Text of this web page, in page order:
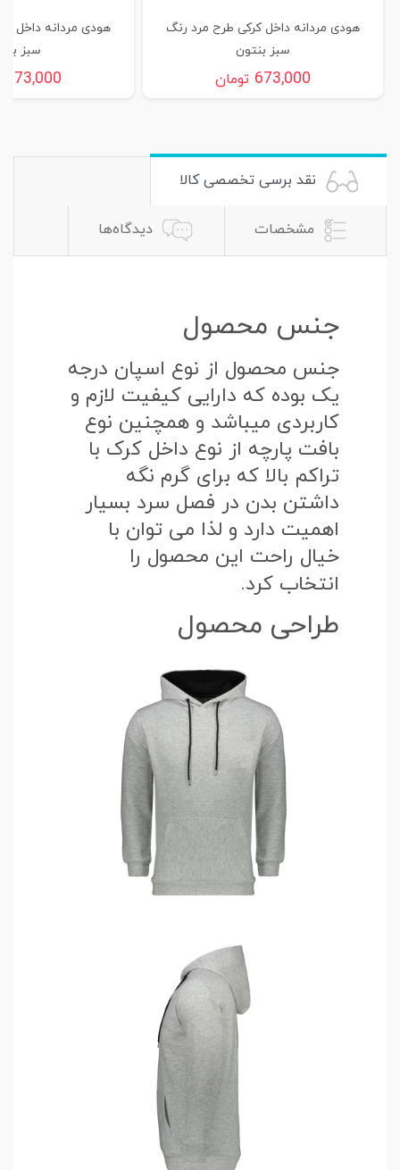
هودی مردانه داخل کرکی طرح مرد رنگ
سبز بنتون
673,000 تومان
هودی مردانه داخل
سبز
673,000
نقد برسی تخصصی کالا
مشخصات دیدگاه‌ها
جنس محصول
جنس محصول از نوع اسپان درجه
یک بوده که دارایی کیفیت لازم و
کاربردی میباشد و همچنین نوع
بافت پارچه از نوع داخل کرک با
تراکم بالا که برای گرم نگه
داشتن بدن در فصل سرد بسیار
اهمیت دارد و لذا می توان با
خیال راحت این محصول را
انتخاب کرد.
طراحی محصول